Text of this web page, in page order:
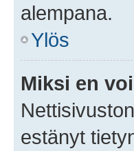
alempana.
Ylös
Miksi en
estänyt